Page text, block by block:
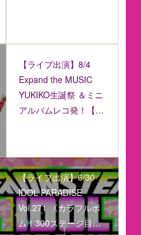
【ライブ出演】8/4
Expand the MUSIC
YUKIKO生誕祭 ＆ミニ
アルバムレコ発！【…
【ライブ出演】6/30
IDOL PARADISE
Vol.271 《カラフルボ
ム！300ステージ目…